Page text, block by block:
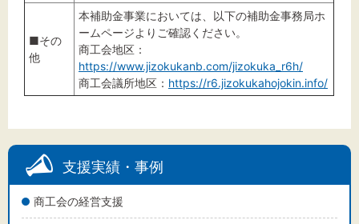
支援実績・事例
商工会の経営支援
■その
他
本補助金事業においては、以下の補助金事務局ホ
ームページよりご確認ください。
商工会地区：
https://www.jizokukanb.com/jizokuka_r6h/
商工会議所地区： https://r6.jizokukahojokin.info/